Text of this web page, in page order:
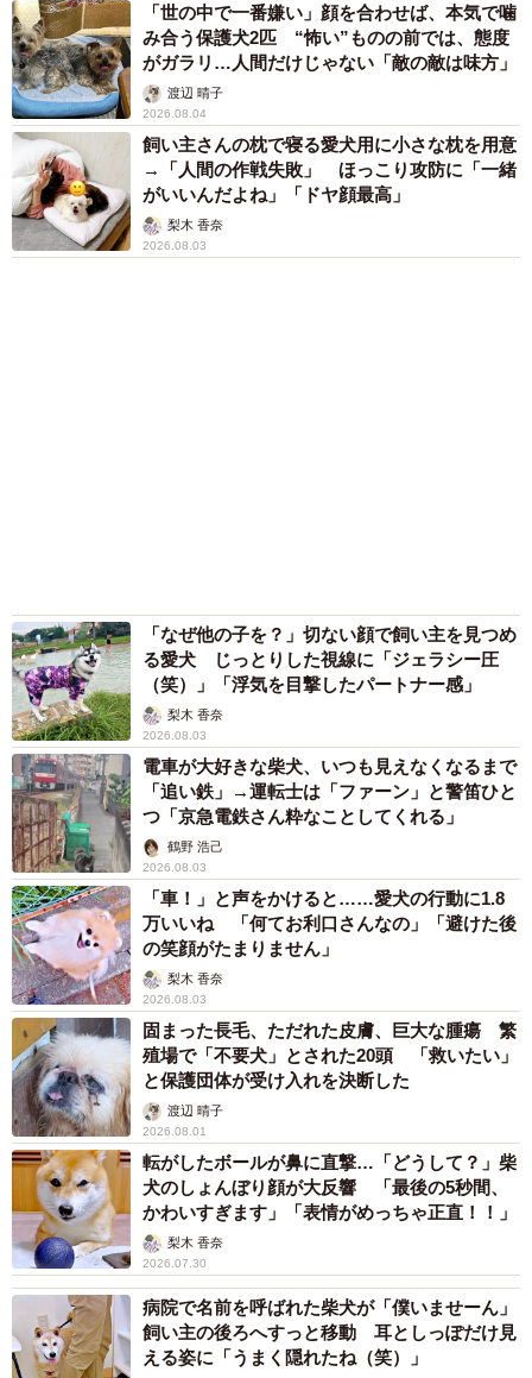
「世の中で一番嫌い」顔を合わせば、本気で噛
み合う保護犬2匹 “怖い”ものの前では、態度
がガラリ…人間だけじゃない「敵の敵は味方」
渡辺 晴子
2026.08.04
飼い主さんの枕で寝る愛犬用に小さな枕を用意
→「人間の作戦失敗」 ほっこり攻防に「一緒
がいいんだよね」「ドヤ顔最高」
梨木 香奈
2026.08.03
「なぜ他の子を？」切ない顔で飼い主を見つめ
る愛犬 じっとりした視線に「ジェラシー圧
（笑）」「浮気を目撃したパートナー感」
梨木 香奈
2026.08.03
電車が大好きな柴犬、いつも見えなくなるまで
「追い鉄」→運転士は「ファーン」と警笛ひと
つ「京急電鉄さん粋なことしてくれる」
鶴野 浩己
2026.08.03
「車！」と声をかけると……愛犬の行動に1.8
万いいね 「何てお利口さんなの」「避けた後
の笑顔がたまりません」
梨木 香奈
2026.08.03
固まった長毛、ただれた皮膚、巨大な腫瘍 繁
殖場で「不要犬」とされた20頭 「救いたい」
と保護団体が受け入れを決断した
渡辺 晴子
2026.08.01
転がしたボールが鼻に直撃…「どうして？」柴
犬のしょんぼり顔が大反響 「最後の5秒間、
かわいすぎます」「表情がめっちゃ正直！！」
梨木 香奈
2026.07.30
病院で名前を呼ばれた柴犬が「僕いませーん」
飼い主の後ろへすっと移動 耳としっぽだけ見
える姿に「うまく隠れたね（笑）」